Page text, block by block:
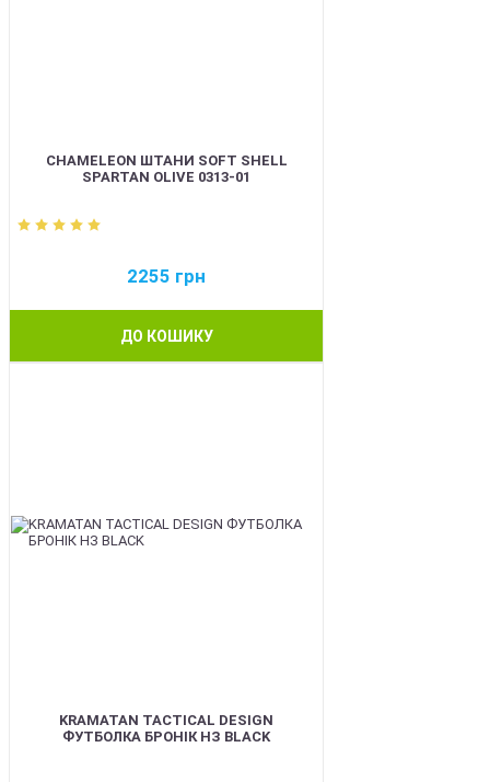
CHAMELEON ШТАНИ SOFT SHELL
SPARTAN OLIVE 0313-01
2255 грн
ДО КОШИКУ
KRAMATAN TACTICAL DESIGN
ФУТБОЛКА БРОНІК НЗ BLACK